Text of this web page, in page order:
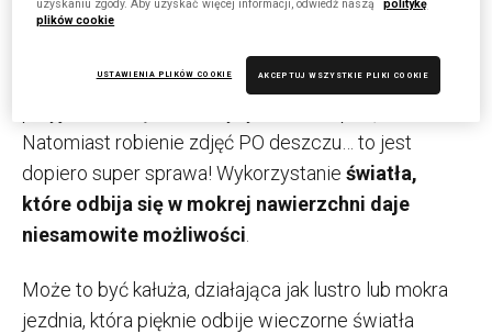
potencjał deszczowej pogody!
Robienie zdjęć w deszczu (zwłaszcza mocnym – bo
niewielki deszczyk bywa całkiem fajny) jest średnią
Natomiast robienie zdjęć PO deszczu… to jest
dopiero super sprawa! Wykorzystanie światła,
które odbija się w mokrej nawierzchni daje
niesamowite możliwości.
Może to być kałuża, działająca jak lustro lub mokra
jezdnia, która pięknie odbije wieczorne światła
uzyskaniu zgody. Aby uzyskać więcej informacji, odwiedź naszą
politykę
plików cookie
USTAWIENIA PLIKÓW COOKIE AKCEPTUJ WSZYSTKIE PLIKI COOKIE